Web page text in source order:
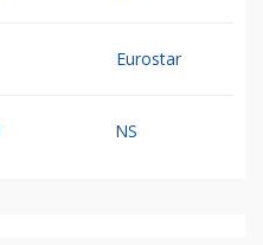
Eurostar
NS